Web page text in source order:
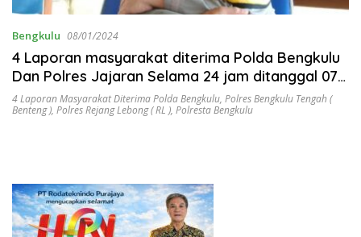
Bengkulu 08/01/2024
4 Laporan masyarakat diterima Polda Bengkulu
Dan Polres Jajaran Selama 24 jam ditanggal 07
Januari 2024
4 Laporan Masyarakat Diterima Polda Bengkulu, Polres Bengkulu Tengah (
Benteng ), Polres Rejang Lebong ( RL ), Polresta Bengkulu